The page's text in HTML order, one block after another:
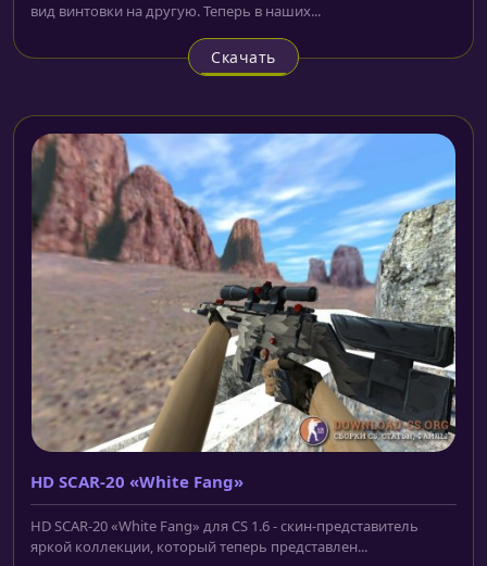
вид винтовки на другую. Теперь в наших...
Скачать
HD SCAR-20 «White Fang»
HD SCAR-20 «White Fang» для CS 1.6 - скин-представитель
яркой коллекции, который теперь представлен...